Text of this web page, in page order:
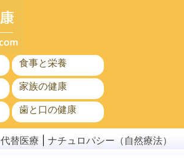
食事と栄養
家族の健康
歯と口の健康
公衆衛生
代替医療 ナチュロパシー（自然療法）